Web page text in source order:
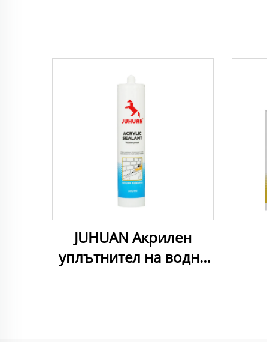
JUHUAN Акрилен
уплътнител на водна